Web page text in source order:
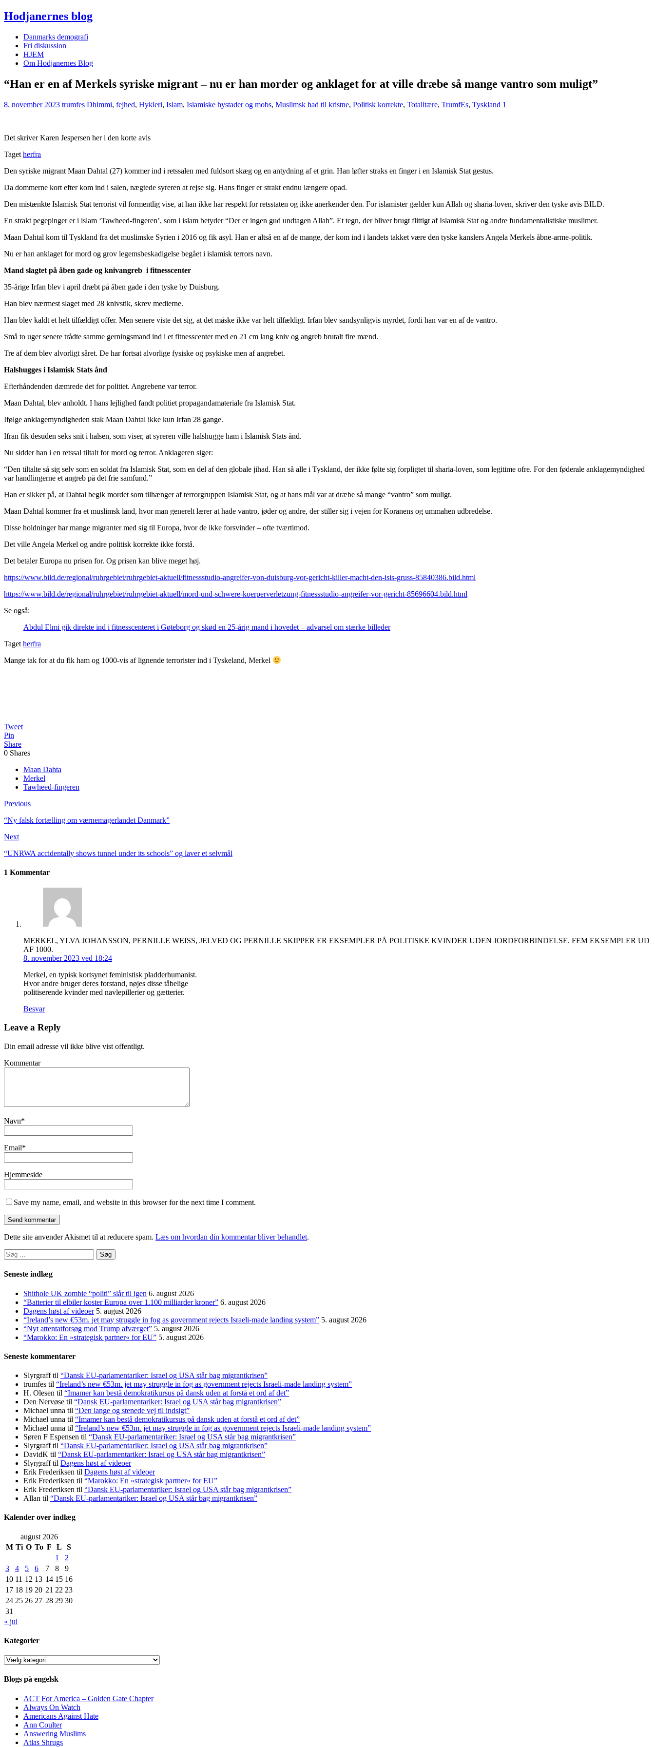
Hodjanernes blog
Danmarks demografi
Fri diskussion
HJEM
Om Hodjanernes Blog
“Han er en af Merkels syriske migrant – nu er han morder og anklaget for at ville dræbe så mange vantro som muligt”
8. november 2023 trumfes Dhimmi, fejhed, Hykleri, Islam, Islamiske hystader og mobs, Muslimsk had til kristne, Politisk korrekte, Totalitære, TrumfEs, Tyskland 1
Det skriver Karen Jespersen her i den korte avis
Taget herfra
Den syriske migrant Maan Dahtal (27) kommer ind i retssalen med fuldsort skæg og en antydning af et grin. Han løfter straks en finger i en Islamisk Stat gestus.
Da dommerne kort efter kom ind i salen, nægtede syreren at rejse sig. Hans finger er strakt endnu længere opad.
Den mistænkte Islamisk Stat terrorist vil formentlig vise, at han ikke har respekt for retsstaten og ikke anerkender den. For islamister gælder kun Allah og sharia-loven, skriver den tyske avis BILD.
En strakt pegepinger er i islam ‘Tawheed-fingeren’, som i islam betyder “Der er ingen gud undtagen Allah”. Et tegn, der bliver brugt flittigt af Islamisk Stat og andre fundamentalistiske muslimer.
Maan Dahtal kom til Tyskland fra det muslimske Syrien i 2016 og fik asyl. Han er altså en af de mange, der kom ind i landets takket være den tyske kanslers Angela Merkels åbne-arme-politik.
Nu er han anklaget for mord og grov legemsbeskadigelse begået i islamisk terrors navn.
Mand slagtet på åben gade og knivangreb i fitnesscenter
35-årige Irfan blev i april dræbt på åben gade i den tyske by Duisburg.
Han blev nærmest slaget med 28 knivstik, skrev medierne.
Han blev kaldt et helt tilfældigt offer. Men senere viste det sig, at det måske ikke var helt tilfældigt. Irfan blev sandsynligvis myrdet, fordi han var en af de vantro.
Små to uger senere trådte samme gerningsmand ind i et fitnesscenter med en 21 cm lang kniv og angreb brutalt fire mænd.
Tre af dem blev alvorligt såret. De har fortsat alvorlige fysiske og psykiske men af angrebet.
Halshugges i Islamisk Stats ånd
Efterhåndenden dæmrede det for politiet. Angrebene var terror.
Maan Dahtal, blev anholdt. I hans lejlighed fandt politiet propagandamateriale fra Islamisk Stat.
Ifølge anklagemyndigheden stak Maan Dahtal ikke kun Irfan 28 gange.
Ifran fik desuden seks snit i halsen, som viser, at syreren ville halshugge ham i Islamisk Stats ånd.
Nu sidder han i en retssal tiltalt for mord og terror. Anklageren siger:
“Den tiltalte så sig selv som en soldat fra Islamisk Stat, som en del af den globale jihad. Han så alle i Tyskland, der ikke følte sig forpligtet til sharia-loven, som legitime ofre. For den føderale anklagemyndighed
var handlingerne et angreb på det frie samfund.”
Han er sikker på, at Dahtal begik mordet som tilhænger af terrorgruppen Islamisk Stat, og at hans mål var at dræbe så mange “vantro” som muligt.
Maan Dahtal kommer fra et muslimsk land, hvor man generelt lærer at hade vantro, jøder og andre, der stiller sig i vejen for Koranens og ummahen udbredelse.
Disse holdninger har mange migranter med sig til Europa, hvor de ikke forsvinder – ofte tværtimod.
Det ville Angela Merkel og andre politisk korrekte ikke forstå.
Det betaler Europa nu prisen for. Og prisen kan blive meget høj.
https://www.bild.de/regional/ruhrgebiet/ruhrgebiet-aktuell/fitnessstudio-angreifer-von-duisburg-vor-gericht-killer-macht-den-isis-gruss-85840386.bild.html
https://www.bild.de/regional/ruhrgebiet/ruhrgebiet-aktuell/mord-und-schwere-koerperverletzung-fitnessstudio-angreifer-vor-gericht-85696604.bild.html
Se også:
Abdul Elmi gik direkte ind i fitnesscenteret i Gøteborg og skød en 25-årig mand i hovedet – advarsel om stærke billeder
Taget herfra
Mange tak for at du fik ham og 1000-vis af lignende terrorister ind i Tyskeland, Merkel
Tweet
Pin
Share
0 Shares
Maan Dahta
Merkel
Tawheed-fingeren
Previous
“Ny falsk fortælling om værnemagerlandet Danmark”
Next
“UNRWA accidentally shows tunnel under its schools” og laver et selvmål
1 Kommentar
MERKEL, YLVA JOHANSSON, PERNILLE WEISS, JELVED OG PERNILLE SKIPPER ER EKSEMPLER PÅ POLITISKE KVINDER UDEN JORDFORBINDELSE. FEM EKSEMPLER UD
AF 1000.
8. november 2023 ved 18:24
Merkel, en typisk kortsynet feministisk pladderhumanist.
Hvor andre bruger deres forstand, nøjes disse tåbelige
politiserende kvinder med navlepillerier og gætterier.
Besvar
Leave a Reply
Din email adresse vil ikke blive vist offentligt.
Kommentar
Navn*
Email*
Hjemmeside
Save my name, email, and website in this browser for the next time I comment.
Dette site anvender Akismet til at reducere spam. Læs om hvordan din kommentar bliver behandlet.
Søg
efter:
Seneste indlæg
Shithole UK zombie “politi” slår til igen 6. august 2026
“Batterier til elbiler koster Europa over 1.100 milliarder kroner” 6. august 2026
Dagens høst af videoer 5. august 2026
“Ireland’s new €53m. jet may struggle in fog as government rejects Israeli-made landing system” 5. august 2026
“Nyt attentatforsøg mod Trump afværget” 5. august 2026
“Marokko: En »strategisk partner« for EU” 5. august 2026
Seneste kommentarer
Slyrgrafftil “Dansk EU-parlamentariker: Israel og USA står bag migrantkrisen”
trumfes til “Ireland’s new €53m. jet may struggle in fog as government rejects Israeli-made landing system”
H. Olesen til “Imamer kan bestå demokratikursus på dansk uden at forstå et ord af det”
Den Nervøse til “Dansk EU-parlamentariker: Israel og USA står bag migrantkrisen”
Michael unna til “Den lange og stenede vej til indsigt”
Michael unna til “Imamer kan bestå demokratikursus på dansk uden at forstå et ord af det”
Michael unna til “Ireland’s new €53m. jet may struggle in fog as government rejects Israeli-made landing system”
Søren F Espensen til “Dansk EU-parlamentariker: Israel og USA står bag migrantkrisen”
Slyrgrafftil “Dansk EU-parlamentariker: Israel og USA står bag migrantkrisen”
DavidK til “Dansk EU-parlamentariker: Israel og USA står bag migrantkrisen”
Slyrgrafftil Dagens høst af videoer
Erik Frederiksen til Dagens høst af videoer
Erik Frederiksen til “Marokko: En »strategisk partner« for EU”
Erik Frederiksen til “Dansk EU-parlamentariker: Israel og USA står bag migrantkrisen”
Allan til “Dansk EU-parlamentariker: Israel og USA står bag migrantkrisen”
Kalender over indlæg
august 2026
M Ti O To F L
S
1
2
3
4 5 6 7 8
9
10 11 12 13 14 15 16
17 18 19 20 21 22 23
24 25 26 27 28 29 30
31
« jul
Kategorier
Kategorier
Blogs på engelsk
ACT For America – Golden Gate Chapter
Always On Watch
Americans Against Hate
Ann Coulter
Answering Muslims
Atlas Shrugs